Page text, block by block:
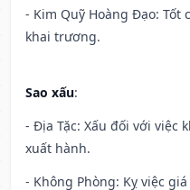
- Kim Quỹ Hoàng Đạo: Tốt
khai trương.
Sao xấu:
- Địa Tặc: Xấu đối với việc
xuất hành.
- Không Phòng: Kỵ việc